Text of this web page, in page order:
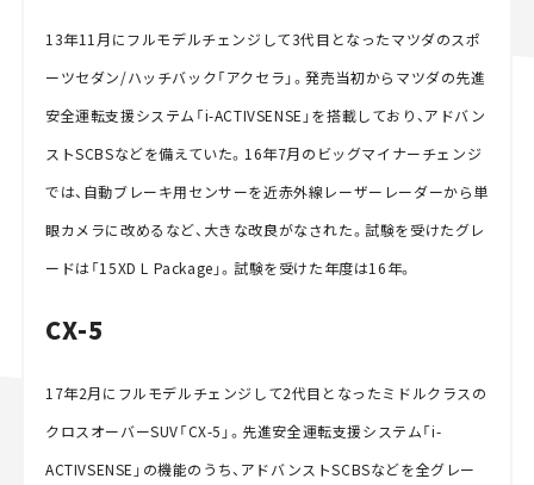
13年11月にフルモデルチェンジして3代目となったマツダのスポ
ーツセダン/ハッチバック「アクセラ」。発売当初からマツダの先進
安全運転支援システム「i-ACTIVSENSE」を搭載しており、アドバン
ストSCBSなどを備えていた。16年7月のビッグマイナーチェンジ
では、自動ブレーキ用センサーを近赤外線レーザーレーダーから単
眼カメラに改めるなど、大きな改良がなされた。試験を受けたグレ
ードは「15XD L Package」。試験を受けた年度は16年。
CX-5
17年2月にフルモデルチェンジして2代目となったミドルクラスの
クロスオーバーSUV「CX-5」。先進安全運転支援システム「i-
ACTIVSENSE」の機能のうち、アドバンストSCBSなどを全グレー